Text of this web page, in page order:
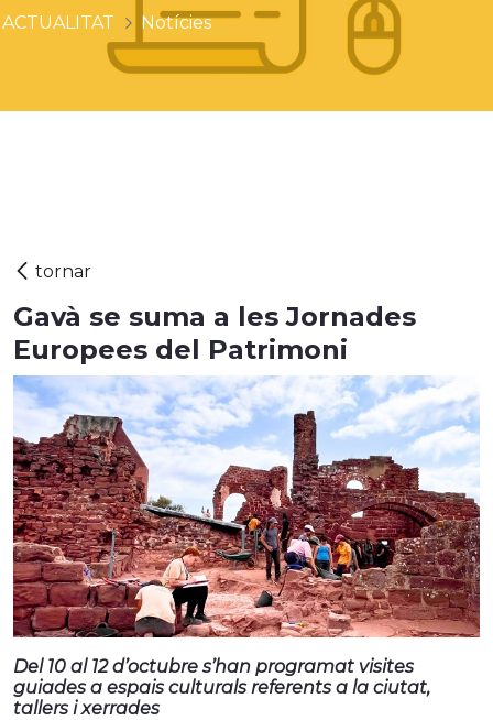
ACTUALITAT Notícies
Gavà se suma a les Jornades
Europees del Patrimoni
Del 10 al 12 d’octubre s’han programat visites
guiades a espais culturals referents a la ciutat,
tallers i xerrades